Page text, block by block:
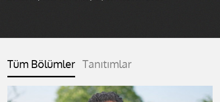
Tüm Bölümler Tanıtımlar